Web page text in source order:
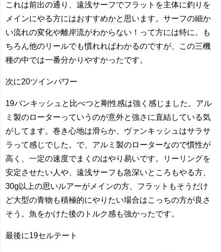
これは前出の通り、遠浅サーフでフラットを主体に釣りを
メインにやる方にはおすすめかと思います。サーフの細か
い流れの変化や離岸流がわからない！って方には特に。も
ちろん他のリールでも慣れればわかるのですが、この三機
種の中では一番分かりやすかったです。
次に20ツインパワー
19バンキッシュと比べつと剛性感は強く感じました。アル
ミ製のローターっていうのが意外と強さに直結している気
がしてます。巻き心地は滑らか、ヴァンキッシュはサラサ
ラって感じでした。で、アルミ製のローターなので慣性が
高く、一定の速度でまくのはやり易いです。リーリングを
安定させたい人や、遠浅サーフも急深いところもやる方、
30g以上の思いルアーがメインの方、フラットもそうだけ
ど大型の青物も積極的にやりたい場合はこっちの方が良さ
そう。魚をかけた後のトルク感も強かったです。
最後に19セルテート